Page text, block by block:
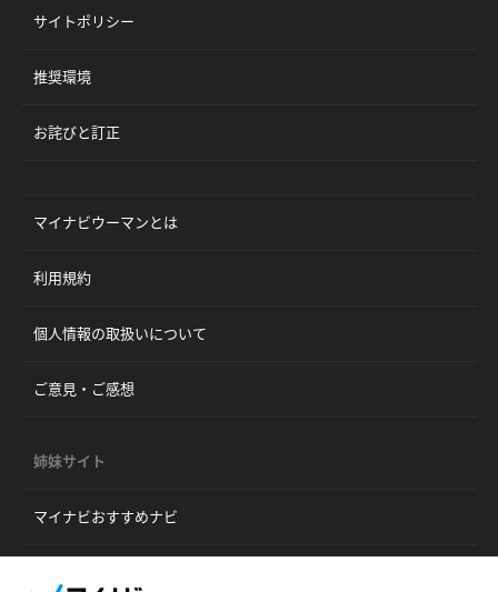
サイトポリシー
推奨環境
お詫びと訂正
マイナビウーマンとは
利用規約
個人情報の取扱いについて
ご意見・ご感想
姉妹サイト
マイナビおすすめナビ